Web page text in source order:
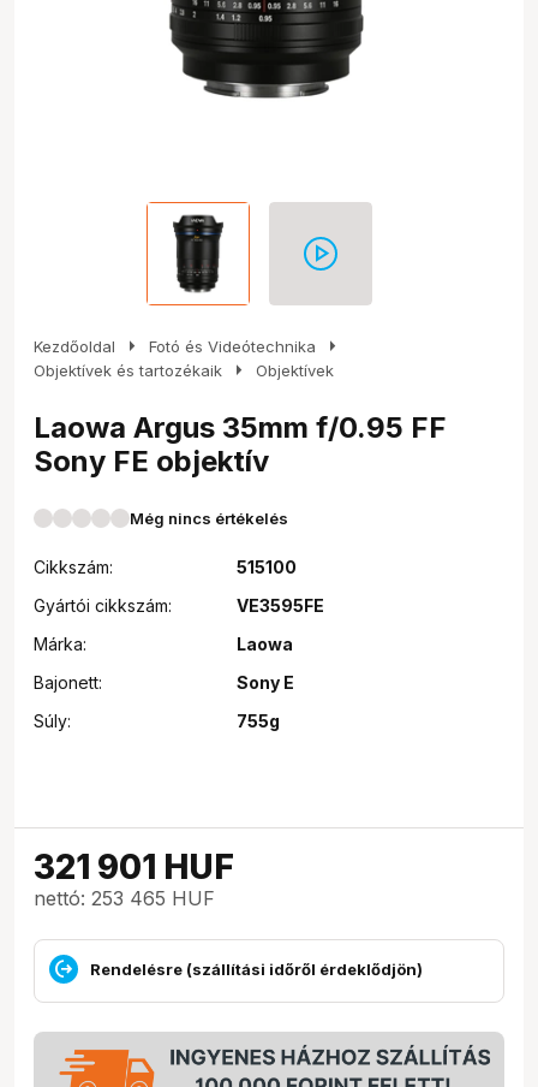
Kezdőoldal arrow_right Fotó és Videótechnika arrow_right
Objektívek és tartozékaik arrow_right Objektívek
Laowa Argus 35mm f/0.95 FF
Sony FE objektív
Még nincs értékelés
Cikkszám:
515100
Gyártói cikkszám:
VE3595FE
Márka:
Laowa
Bajonett:
Sony E
Súly:
755g
321 901 HUF
nettó: 253 465 HUF
Rendelésre (szállítási időről érdeklődjön)